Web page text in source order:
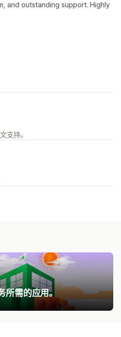
and outstanding support. Highly
支持。
所需的应用。